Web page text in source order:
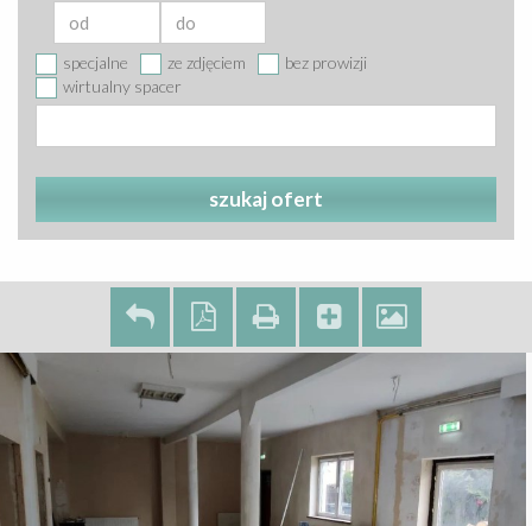
specjalne ze zdjęciem
bez prowizji
wirtualny spacer
szukaj ofert